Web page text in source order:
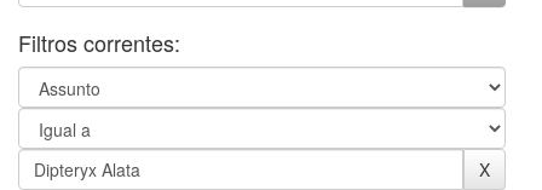
Filtros correntes: